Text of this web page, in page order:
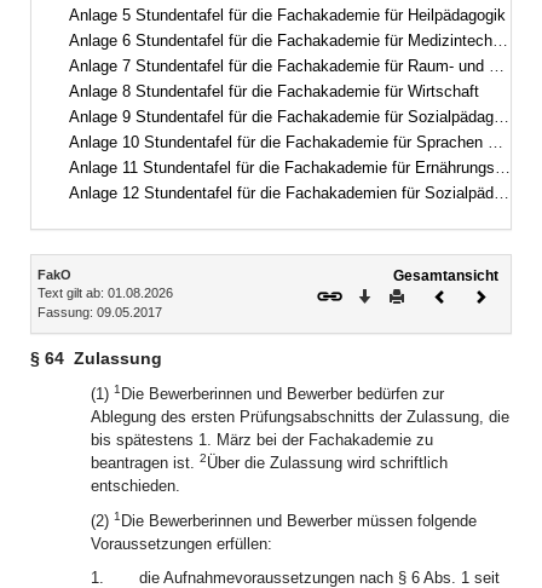
Anlage 5 Stundentafel für die Fachakademie für Heilpädagogik
Anlage 6 Stundentafel für die Fachakademie für Medizintechnik
Anlage 7 Stundentafel für die Fachakademie für Raum- und Objektdesign
Anlage 8 Stundentafel für die Fachakademie für Wirtschaft
Anlage 9 Stundentafel für die Fachakademie für Sozialpädagogik
Anlage 10 Stundentafel für die Fachakademie für Sprachen und internationale Kommunikation
Anlage 11 Stundentafel für die Fachakademie für Ernährungs- und Versorgungsmanagement
Anlage 12 Stundentafel für die Fachakademien für Sozialpädagogik (praxisintegrierte Ausbildung)
Inhalt
FakO
Text gilt ab: 01.08.2026
Fassung: 09.05.2017
Gesamtansicht
Download
DruckenVorheriges
§ 64 Zulassung
(1) 1 Die Bewerberinnen und Bewerber bedürfen zur
Ablegung des ersten Prüfungsabschnitts der Zulassung, die
bis spätestens 1. März bei der Fachakademie zu
beantragen ist. 2Über die Zulassung wird schriftlich
entschieden.
(2) 1 Die Bewerberinnen und Bewerber müssen folgende
Voraussetzungen erfüllen:
1.
die Aufnahmevoraussetzungen nach § 6 Abs. 1 seit